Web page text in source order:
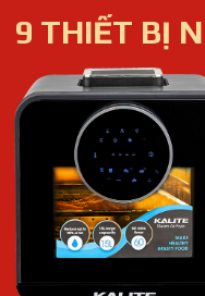
9 THIẾT BỊ